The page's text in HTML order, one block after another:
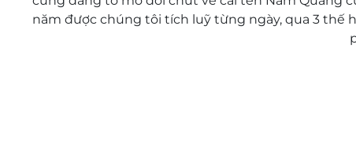
năm được chúng tôi tích luỹ từng ngày, qua 3 thế